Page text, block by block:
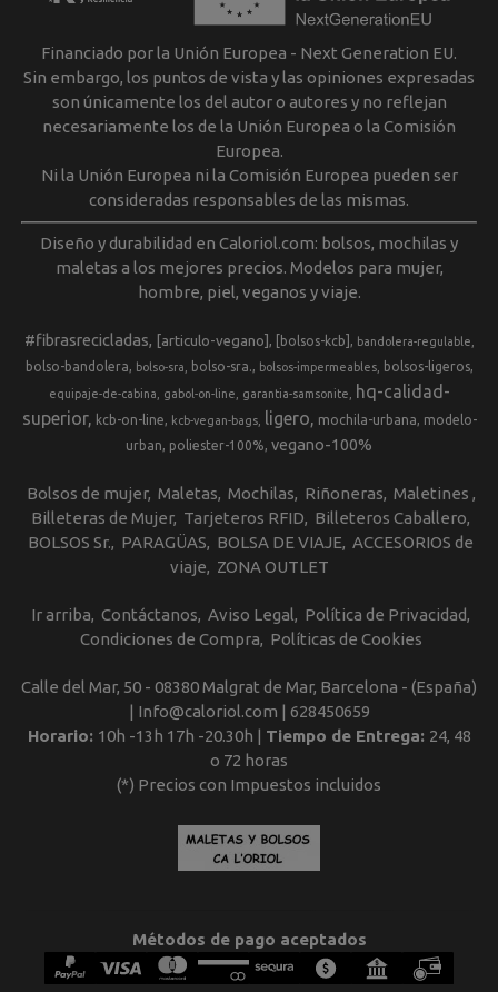
Financiado por la Unión Europea - Next Generation EU.
Sin embargo, los puntos de vista y las opiniones expresadas
son únicamente los del autor o autores y no reflejan
necesariamente los de la Unión Europea o la Comisión
Europea.
Ni la Unión Europea ni la Comisión Europea pueden ser
consideradas responsables de las mismas.
Diseño y durabilidad en Caloriol.com: bolsos, mochilas y
maletas a los mejores precios. Modelos para mujer,
hombre, piel, veganos y viaje.
#fibrasrecicladas [articulo-vegano] [bolsos-kcb] bandolera-regulable
bolso-bandolera bolso-sra bolso-sra. bolsos-impermeables bolsos-ligeros
equipaje-de-cabina gabol-on-line garantia-samsonite
hq-calidad-
superior
kcb-on-line kcb-vegan-bags ligero mochila-urbana
modelo-
urban
poliester-100% vegano-100%
Bolsos de mujer Maletas Mochilas Riñoneras Maletines
Billeteras de Mujer Tarjeteros RFID
Billeteros Caballero
BOLSOS Sr.
PARAGÜAS BOLSA DE VIAJE ACCESORIOS de
viaje
ZONA OUTLET
Ir arriba Contáctanos Aviso Legal
Política de Privacidad
Condiciones de Compra
Políticas de Cookies
Calle del Mar, 50 - 08380 Malgrat de Mar, Barcelona - (España)
| Info@caloriol.com | 628450659
Horario: 10h -13h 17h -20.30h | Tiempo de Entrega: 24, 48
o 72 horas
(*) Precios con Impuestos incluidos
Métodos de pago aceptados